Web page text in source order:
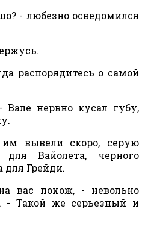
- любезно осведомился
распорядитесь о самой
нервно кусал губу,
скоро, серую
Вайолета, черного
для Грейди.
похож, - невольно
- Такой же серьезный и